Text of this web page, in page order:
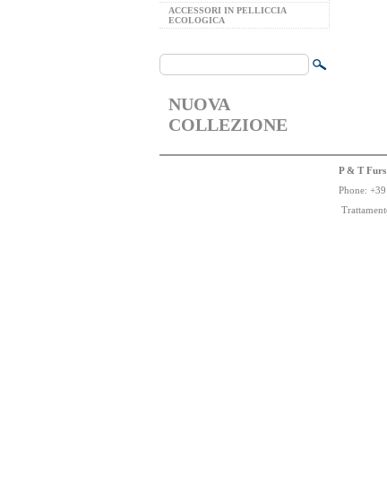
ACCESSORI IN PELLICCIA
ECOLOGICA
NUOVA
COLLEZIONE
P & T Furs
Phone: +39